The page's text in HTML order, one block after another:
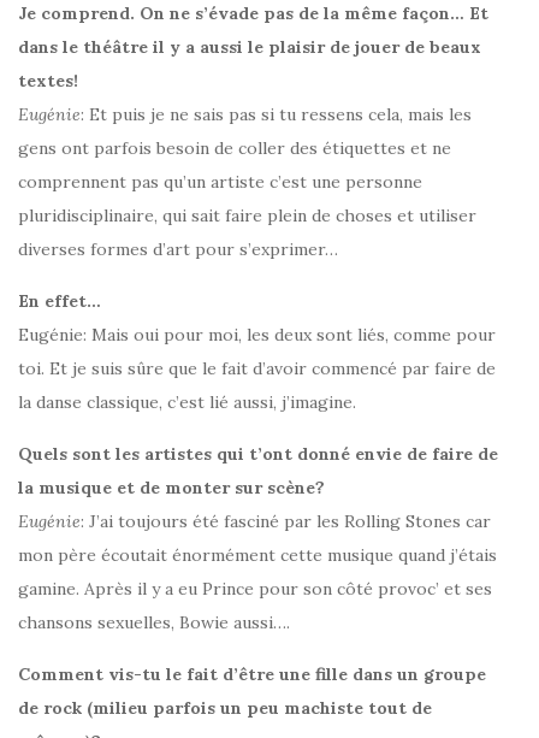
Je comprend. On ne s’évade pas de la même façon… Et
dans le théâtre il y a aussi le plaisir de jouer de beaux
textes!
Eugénie: Et puis je ne sais pas si tu ressens cela, mais les
gens ont parfois besoin de coller des étiquettes et ne
comprennent pas qu’un artiste c’est une personne
pluridisciplinaire, qui sait faire plein de choses et utiliser
diverses formes d’art pour s’exprimer…
En effet…
Eugénie: Mais oui pour moi, les deux sont liés, comme pour
toi. Et je suis sûre que le fait d’avoir commencé par faire de
la danse classique, c’est lié aussi, j’imagine.
Quels sont les artistes qui t’ont donné envie de faire de
la musique et de monter sur scène?
Eugénie: J’ai toujours été fasciné par les Rolling Stones car
mon père écoutait énormément cette musique quand j’étais
gamine. Après il y a eu Prince pour son côté provoc’ et ses
chansons sexuelles, Bowie aussi….
Comment vis-tu le fait d’être une fille dans un groupe
de rock (milieu parfois un peu machiste tout de